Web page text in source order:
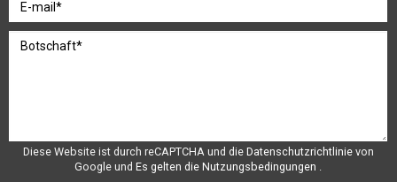
Diese Website ist durch reCAPTCHA und die Datenschutzrichtlinie von
Google und Es gelten die Nutzungsbedingungen .